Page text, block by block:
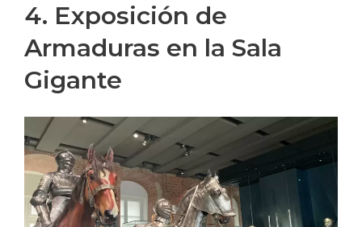
4. Exposición de
Armaduras en la Sala
Gigante